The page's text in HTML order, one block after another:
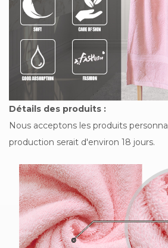
Détails des produits :
Nous acceptons les produits
production serait d'environ 18 jours.